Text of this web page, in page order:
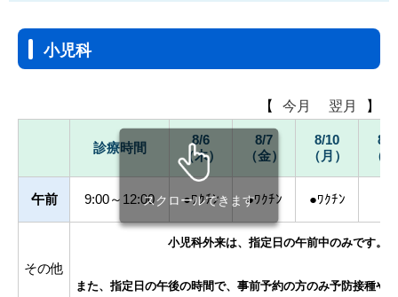
小児科
【 今月 翌月 】
スクロールできます
診療時間
8/6
（木）
8/7
（金）
8/10
（月）
8/
（
午前 9:00～12:00 ●ﾜｸﾁﾝ ●ﾜｸﾁﾝ ●ﾜｸﾁﾝ
その他
小児科外来は、指定日の午前中のみです。
また、指定日の午後の時間で、事前予約の方のみ予防接種や